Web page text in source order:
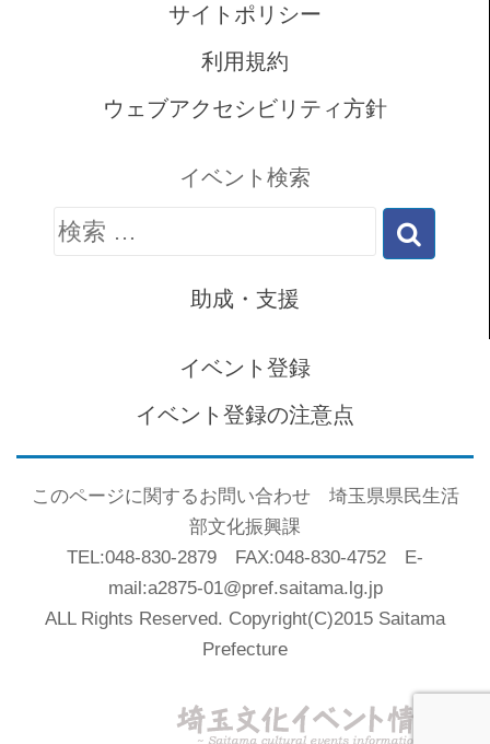
サイトポリシー
利用規約
ウェブアクセシビリティ方針
イベント検索
検
助成・支援
イベント登録
イベント登録の注意点
このページに関するお問い合わせ 埼玉県県民生活
部文化振興課
TEL:048-830-2879 FAX:048-830-4752 E-
mail:a2875-01@pref.saitama.lg.jp
ALL Rights Reserved. Copyright(C)2015 Saitama
Prefecture